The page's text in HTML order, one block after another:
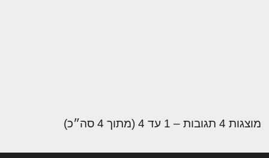
מוצגות 4 תגובות – 1 עד 4 (מתוך 4 סה״כ)